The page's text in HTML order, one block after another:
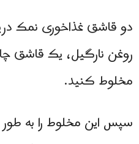
دو قاشق غذاخوری نمک
روغن نارگیل، یک قاشق
مخلوط کنید.
سپس این مخلوط را به